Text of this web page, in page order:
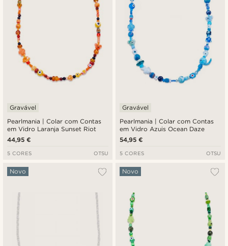
Pearlmania | Colar com Contas
em Vidro Laranja Sunset Riot
Gravável
44,95 €
5 CORES OTSU
Pearlmania | Colar com Contas
em Vidro Azuis Ocean Daze
Gravável
54,95 €
5 CORES OTSU
Novo Novo